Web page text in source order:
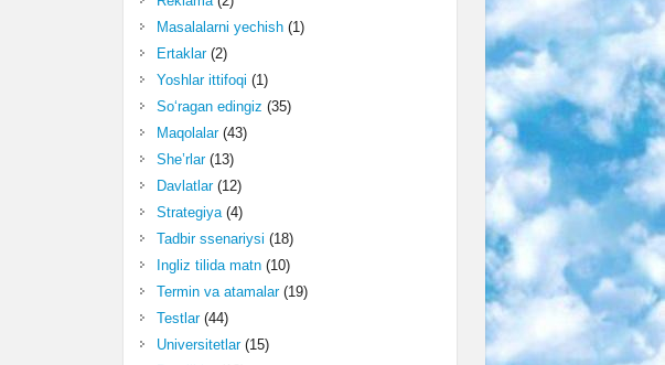
Masalalarni yechish(1)
Ertaklar(2)
Yoshlar ittifoqi (1)
So‘ragan edingiz (35)
Maqolalar(43)
She’rlar(13)
Davlatlar(12)
Strategiya(4)
Tadbir ssenariysi (18)
Ingliz tilida matn(10)
Termin va atamalar(19)
Testlar(44)
Universitetlar(15)